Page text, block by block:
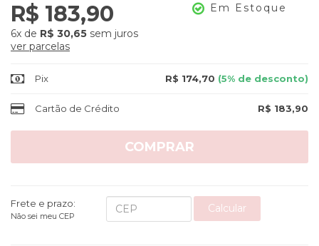
R$ 183,90
6x de R$ 30,65 sem juros
ver parcelas
Em Estoque
Pix R$ 174,70 (5% de desconto)
Cartão de Crédito R$ 183,90
COMPRAR
Frete e prazo:
Não sei meu CEP
Calcular